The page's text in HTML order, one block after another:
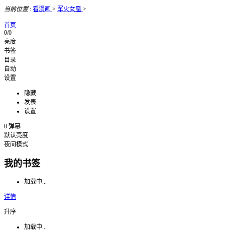
当前位置: 看漫画 > 军火女凰 >
首页
0/0
亮度
书签
目录
自动
设置
隐藏
发表
设置
0 弹幕
默认亮度
夜间模式
我的书签
加载中...
详情
升序
加载中...